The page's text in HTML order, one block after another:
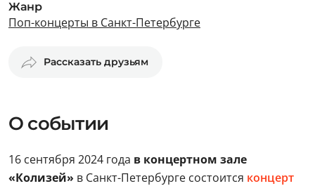
Жанр
Поп-концерты в Санкт-Петербурге
Рассказать друзьям
О событии
16 сентября 2024 года в концертном зале
«Колизей» в Санкт-Петербурге состоится концерт